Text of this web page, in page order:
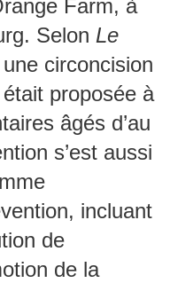
Farm, à
Selon Le
une circoncision
proposée à
âgés d’au
s’est aussi
incluant
de
de la